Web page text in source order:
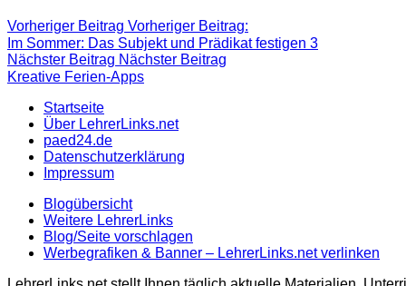
Vorheriger Beitrag Vorheriger Beitrag:
Im Sommer: Das Subjekt und Prädikat festigen 3
Nächster Beitrag Nächster Beitrag
Kreative Ferien-Apps
Startseite
Über LehrerLinks.net
paed24.de
Datenschutzerklärung
Impressum
Blogübersicht
Weitere LehrerLinks
Blog/Seite vorschlagen
Werbegrafiken & Banner – LehrerLinks.net verlinken